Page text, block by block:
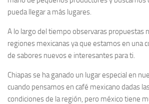
pueda llegar a más lugares.
A lo largo del tiempo observaras propuestas
regiones mexicanas ya que estamos en una
de sabores nuevos e interesantes para ti.
Chiapas se ha ganado un lugar especial en
cuando pensamos en café mexicano dadas
condiciones de la región, pero méxico tiene